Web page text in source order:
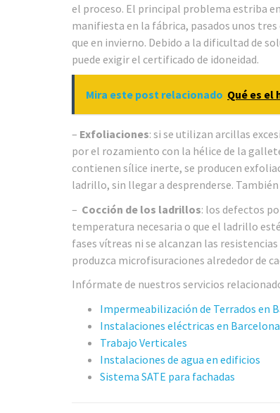
el proceso. El principal problema estriba
manifiesta en la fábrica, pasados unos
que en invierno. Debido a la dificultad de
puede exigir el certificado de idoneidad.
Mira este post relacionado Qué es el
– Exfoliaciones: si se utilizan arcillas
por el rozamiento con la hélice de la
contienen sílice inerte, se producen
ladrillo, sin llegar a desprenderse.
– Cocción de los ladrillos: los defectos
temperatura necesaria o que el ladrillo
fases vítreas ni se alcanzan las
produzca microfisuraciones alrededor de
Infórmate de nuestros servicios
Impermeabilización de Terrados en
Instalaciones eléctricas en Barcelona
Trabajo Verticales
Instalaciones de agua en edificios
Sistema SATE para fachadas